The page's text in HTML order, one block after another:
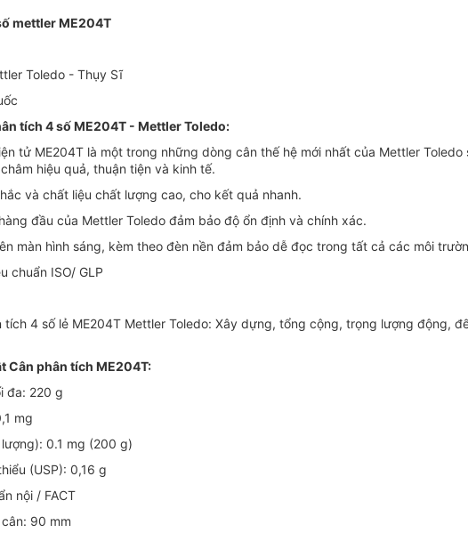
mettler ME204T
Toledo - Thụy Sĩ
tích 4 số ME204T - Mettler Toledo:
tử ME204T là một trong những dòng cân thế hệ mới nhất của Mettler
hiệu quả, thuận tiện và kinh tế.
và chất liệu chất lượng cao, cho kết quả nhanh.
đầu của Mettler Toledo đảm bảo độ ổn định và chính xác.
màn hình sáng, kèm theo đèn nền đảm bảo dễ đọc trong tất cả các môi
chuẩn ISO/ GLP
4 số lẻ ME204T Mettler Toledo: Xây dựng, tổng cộng, trọng lượng động,
Cân phân tích ME204T:
đa: 220 g
mg
0.1 mg (200 g)
(USP): 0,16 g
nội / FACT
90 mm